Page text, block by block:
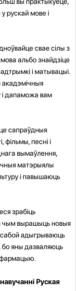
рускай мове і
свае сілы з
альбо знайдзіце
і матывацыі.
акадэмічныя
і дапаможа вам
сапраўдныя
фільмы, песні і
вымаўлення,
матэрыялы
і павышаюць
зрабіць
чым вырашыць новыя
адыгрываюць
яны дазваляюць
Руская